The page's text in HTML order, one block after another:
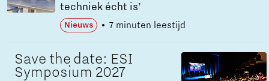
techniek écht is’
Nieuws 7 minuten leestijd
Save the date: ESI
Symposium 2027